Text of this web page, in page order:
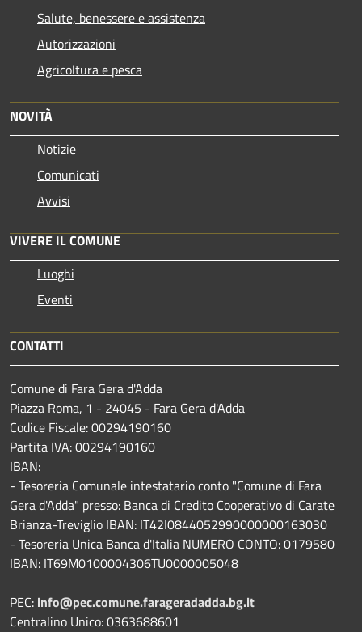
Salute, benessere e assistenza
Autorizzazioni
Agricoltura e pesca
NOVITÀ
Notizie
Comunicati
Avvisi
VIVERE IL COMUNE
Luoghi
Eventi
CONTATTI
Comune di Fara Gera d'Adda
Piazza Roma, 1 - 24045 - Fara Gera d'Adda
Codice Fiscale: 00294190160
Partita IVA: 00294190160
IBAN:
- Tesoreria Comunale intestatario conto "Comune di Fara
Gera d'Adda" presso: Banca di Credito Cooperativo di Carate
Brianza-Treviglio IBAN: IT42I0844052990000000163030
- Tesoreria Unica Banca d'Italia NUMERO CONTO: 0179580
IBAN: IT69M0100004306TU0000005048
PEC: info@pec.comune.farageradadda.bg.it
Centralino Unico: 0363688601